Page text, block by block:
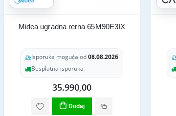
Midea ugradna rerna 65M90E3IX
Isporuka moguća od08.08.2026
Besplatna isporuka
35.990,00
Dodaj